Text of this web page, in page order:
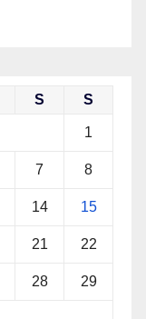
S S
1
7 8
14 15
21 22
28 29